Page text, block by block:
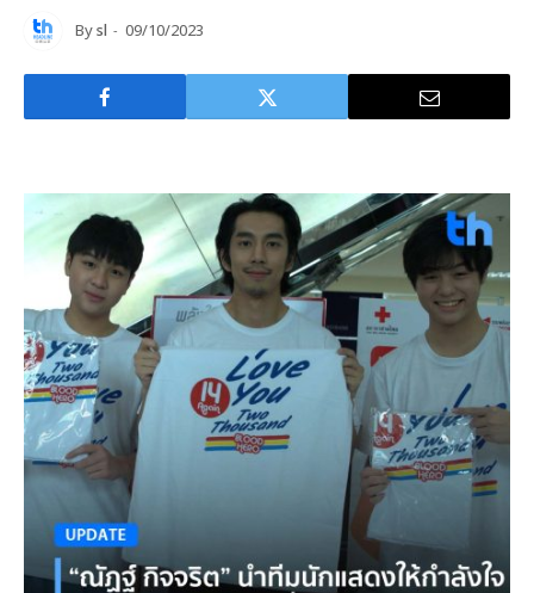
Bysl 09/10/2023